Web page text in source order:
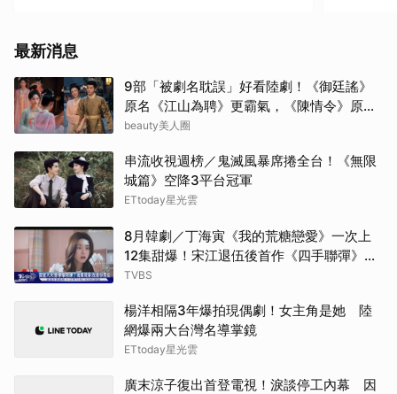
田曦
白鹿
邊佑
湯姆
最新消息
9部「被劇名耽誤」好看陸劇！《御廷謠》
原名《江山為聘》更霸氣，《陳情令》原名
好聽
beauty美人圈
串流收視週榜／鬼滅風暴席捲全台！《無限
城篇》空降3平台冠軍
ETtoday星光雲
8月韓劇／丁海寅《我的荒糖戀愛》一次上
12集甜爆！宋江退伍後首作《四手聯彈》倒
數
TVBS
楊洋相隔3年爆拍現偶劇！女主角是她 陸
網爆兩大台灣名導掌鏡
ETtoday星光雲
廣末涼子復出首登電視！淚談停工內幕 因